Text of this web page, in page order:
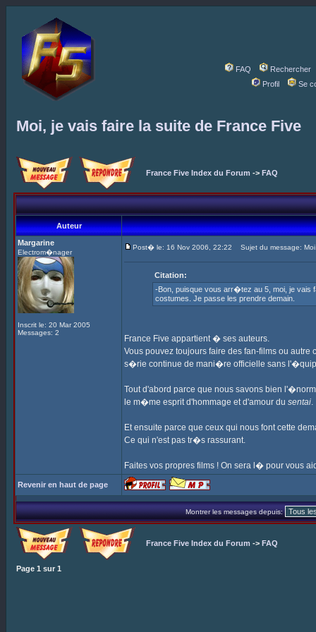
FAQ
Rechercher
Profil
Se
Moi, je vais faire la suite de France Five
France Five Index du Forum -> FAQ
Auteur
Margarine
Electrom�nager
Inscrit le: 20 Mar 2005
Messages: 2
Post� le: 16 Nov 2006, 22:22 Sujet du message:
Citation:
-Bon, puisque vous arr�tez au 5, moi, je vais
costumes. Je passe les prendre demain.
France Five appartient � ses auteurs.
Vous pouvez toujours faire des fan-films ou
s�rie continue de mani�re officielle sans
Tout d'abord parce que nous savons bien
le m�me esprit d'hommage et d'amour du sentai.
Et ensuite parce que ceux qui nous font cette
Ce qui n'est pas tr�s rassurant.
Faites vos propres films ! On sera l� pour vous
Revenir en haut de page
Montrer les messages depuis:
France Five Index du Forum -> FAQ
Page 1 sur 1